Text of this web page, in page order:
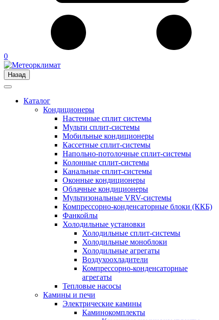
0
Назад
Каталог
Кондиционеры
Настенные сплит системы
Мульти сплит-системы
Мобильные кондиционеры
Кассетные сплит-системы
Напольно-потолочные сплит-системы
Колонные сплит-системы
Канальные сплит-системы
Оконные кондиционеры
Облачные кондиционеры
Мультизональные VRV-системы
Компрессорно-конденсаторные блоки (ККБ)
Фанкойлы
Холодильные установки
Холодильные сплит-системы
Холодильные моноблоки
Холодильные агрегаты
Воздухоохладители
Компрессорно-конденсаторные
агрегаты
Тепловые насосы
Камины и печи
Электрические камины
Каминокомплекты